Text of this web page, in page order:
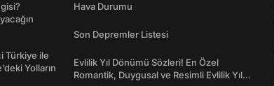
Türkiye ile
Yolların
Hava Durumu
Son Depremler Listesi
Evlilik Yıl Dönümü Sözleri! En Özel
Romantik, Duygusal ve Resimli Evlilik Yıl